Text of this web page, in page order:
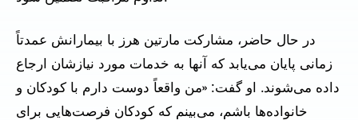
در حال حاضر، مشارکت مارتین هرز با بیمارانش عمدتاً
زمانی پایان می‌یابد که آنها به خدمات مورد نیازشان ارجاع
داده می‌شوند. او گفت: «من واقعاً دوست دارم با کودکان و
خانواده‌ها باشم، می‌بینم که کودکان فرصت‌هایی برای